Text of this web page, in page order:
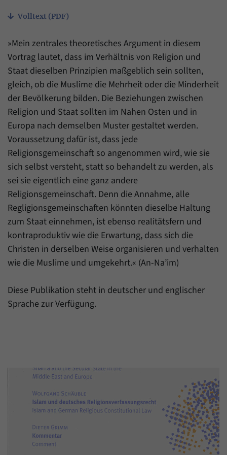
Volltext (PDF)
»Mein zentrales theoretisches Argument in diesem
Vortrag lautet, dass im Verhältnis von Religion und
Staat dieselben Prinzipien maßgeblich sein sollten,
gleich, ob die Muslime die Mehrheit oder die Minderheit
der Bevölkerung bilden. Die Beziehungen zwischen
Religion und Staat sollten im Nahen Osten und in
Europa nach demselben Muster gestaltet werden.
Voraussetzung dafür ist, dass jede
Religionsgemeinschaft so angenommen wird, wie sie
sich selbst versteht, statt so behandelt zu werden, als
sei sie eigentlich eine ganz andere
Religionsgemeinschaft. Denn die Annahme, alle
Regligionsgemeinschaften könnten dieselbe Haltung
zum Staat einnehmen, ist ebenso realitätsfern und
kontraproduktiv wie die Erwartung, dass sich die
Christen in derselben Weise organisieren und verhalten
wie die Muslime und umgekehrt.« (An-Na’im)
Diese Publikation steht in deutscher und englischer
Sprache zur Verfügung.
Name
Anbieter Matomo
Laufzeit 6 Monate
Zweck
Mit diesem Cookie können wir speichern, von
welcher Internetseite oder Suchmaschine
Besucher durch eine Verlinkung auf unsere
Name _pk_ses
Anbieter Matomo
Laufzeit 30 Minuten
Zweck
Mit diesem Cookie können wir für kurze Zeit
Daten über den aktuellen Aufenthalt von
Besuchern auf unserer Internetseite
speichern.